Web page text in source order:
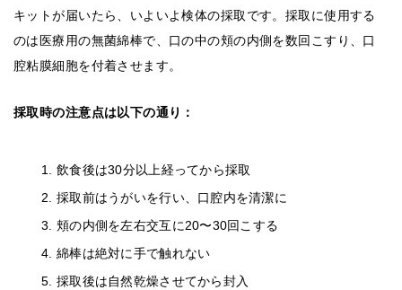
キットが届いたら、いよいよ検体の採取です。採取に使用する
のは医療用の無菌綿棒で、口の中の頬の内側を数回こすり、口
腔粘膜細胞を付着させます。
採取時の注意点は以下の通り：
飲食後は30分以上経ってから採取
採取前はうがいを行い、口腔内を清潔に
頬の内側を左右交互に20〜30回こする
綿棒は絶対に手で触れない
採取後は自然乾燥させてから封入